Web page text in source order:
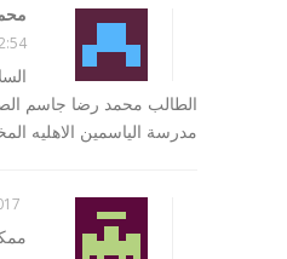
الطالب محمد رضا جاسم
مدرسة الياسمين الاهليه